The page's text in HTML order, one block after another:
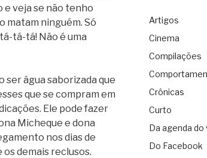
e veja se não tenho
matam ninguém. Só
tá-tá! Não é uma
ser água saborizada que
que se compram em
Ele pode fazer
Micheque e dona
nos dias de
demais reclusos.
Artigos
Cinema
Compilações
Crônicas
Curto
Da agenda do
Do Facebook